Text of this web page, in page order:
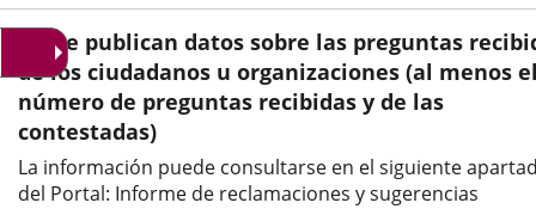
22. Se publican datos sobre las preguntas
de los ciudadanos u organizaciones (al menos
número de preguntas recibidas y de las
contestadas)
La información puede consultarse en el siguiente
del Portal: Informe de reclamaciones y sugerencias